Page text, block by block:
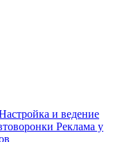
и ведение
Реклама у